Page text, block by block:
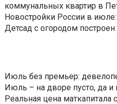
коммунальных квартир в
Новостройки России в
Детсад с огородом
Июль без премьер:
Июль – на дворе пусто, да и
Реальная цена маткапитала